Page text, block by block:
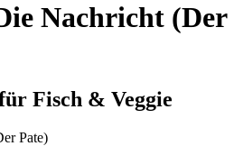
Nachricht (Der
Fisch & Veggie
Pate)